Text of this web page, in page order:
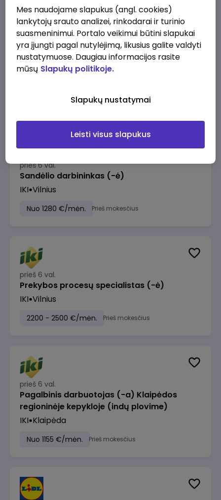
prieš 5 val.
Darbo užmokesčio buhalteris(ė)
3000 - 3650 €/mėn. Prieš mokesčius
prieš 6 val.
Sandėlio darbininkas (-ė)
IKI Vilnius
Nuo 1280 €/mėn. Prieš mokesčius
prieš 6 val.
Prekybos procesų specialistas (-ė)
IKI Vilnius
2200 - 2500 €/mėn. Prieš mokesčius
prieš 6 val.
Pagalbinis darbuotojas (-a) Klaipėdos
regioninėje kepykloje (indų plovime)
IKI Klaipėda
Nuo 1155 €/mėn. Prieš mokesčius
Mes naudojame slapukus (angl. cookies)
lankytojų srauto analizei, rinkodarai ir turinio
suasmeninimui. Portalo veikimui būtini slapukai
yra įjungti pagal nutylėjimą, likusius galite valdyti
nustatymuose. Daugiau informacijos rasite
mūsų Slapukų politikoje.
Slapukų nustatymai
Leisti visus slapukus